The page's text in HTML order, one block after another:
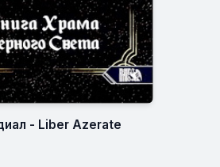
- Liber Azerate